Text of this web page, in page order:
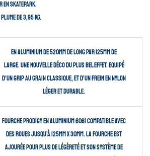
en skatepark.
de 3,95 kg.
En aluminium de 520mm de long par 125mm de
large. Une nouvelle déco du plus bel effet. Equipé
d’un grip au grain classique, et d’un frein en nylon
léger et durable.
fourche Prodigy en aluminium 6061 compatible avec
des roues jusqu’à 125mm x 30mm. La fourche est
ajourée pour plus de légèreté et son système de